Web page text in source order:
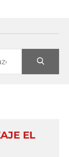
EL